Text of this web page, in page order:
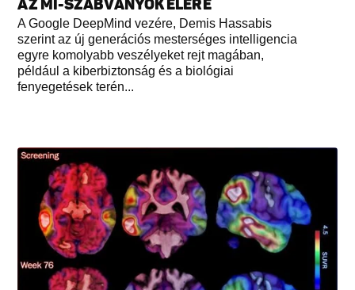
AZ MI-SZABVÁNYOK ÉLÉRE
A Google DeepMind vezére, Demis Hassabis
szerint az új generációs mesterséges intelligencia
egyre komolyabb veszélyeket rejt magában,
például a kiberbiztonság és a biológiai
fenyegetések terén...